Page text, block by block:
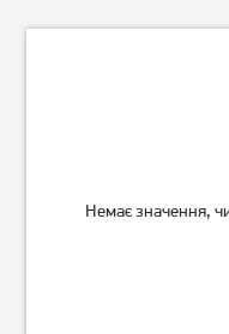
Немає значення,